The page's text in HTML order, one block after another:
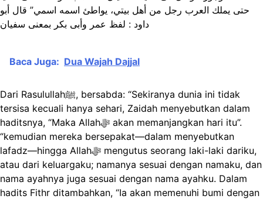
حتى يملك العرب رجل من أهل بيتي، يواطئ اسمه اسمي” قال أبو
داود : لفظ عمر وأبى بكر بمعنى سفيان
Baca Juga: Dua Wajah Dajjal
Dari Rasulullahﷺ, bersabda: “Sekiranya dunia ini tidak
tersisa kecuali hanya sehari, Zaidah menyebutkan dalam
haditsnya, “Maka Allahﷻ akan memanjangkan hari itu”.
“kemudian mereka bersepakat—dalam menyebutkan
lafadz—hingga Allahﷻ mengutus seorang laki-laki dariku,
atau dari keluargaku; namanya sesuai dengan namaku, dan
nama ayahnya juga sesuai dengan nama ayahku. Dalam
hadits Fithr ditambahkan, “Ia akan memenuhi bumi dengan